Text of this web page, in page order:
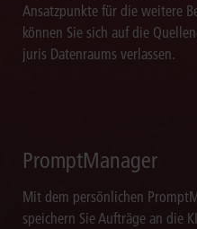
Ansatzpunkte für die weitere
können Sie sich auf die
juris Datenraums verlassen.
PromptManager
Mit dem persönlichen
speichern Sie Aufträge an die